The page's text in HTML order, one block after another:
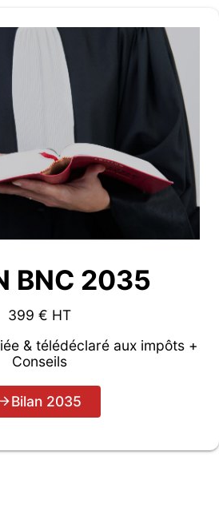
BNC 2035
399 € HT
& télédéclaré aux impôts +
Conseils
Bilan 2035